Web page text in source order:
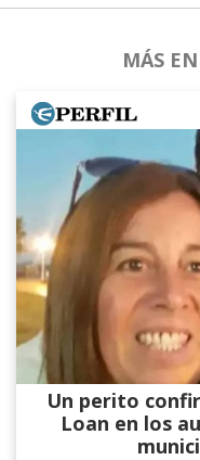
MÁS EN
Un perito
Loan en los